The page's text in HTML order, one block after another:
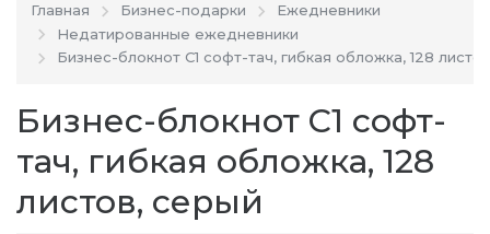
Главная Бизнес-подарки
Ежедневники
Недатированные ежедневники
Бизнес-блокнот C1 софт-тач, гибкая обложка, 128
Бизнес-блокнот C1 софт-
тач, гибкая обложка, 128
листов, серый